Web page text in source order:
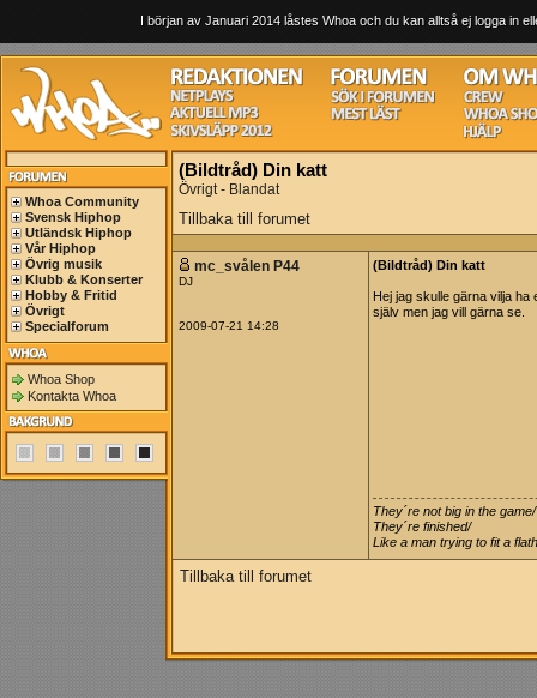
I början av Januari 2014 låstes Whoa och du kan alltså ej logga in
Whoa Community
Svensk Hiphop
Utländsk Hiphop
Vår Hiphop
Övrig musik
Klubb & Konserter
Hobby & Fritid
Övrigt
Specialforum
Whoa Shop
Kontakta Whoa
(Bildtråd) Din katt
Övrigt - Blandat
Tillbaka till forumet
mc_svålen P44
DJ
2009-07-21 14:28
(Bildtråd) Din katt
Hej jag skulle gärna vilja
själv men jag vill gärna se.
They´re not big in the game/
They´re finished/
Like a man trying to fit a
Tillbaka till forumet